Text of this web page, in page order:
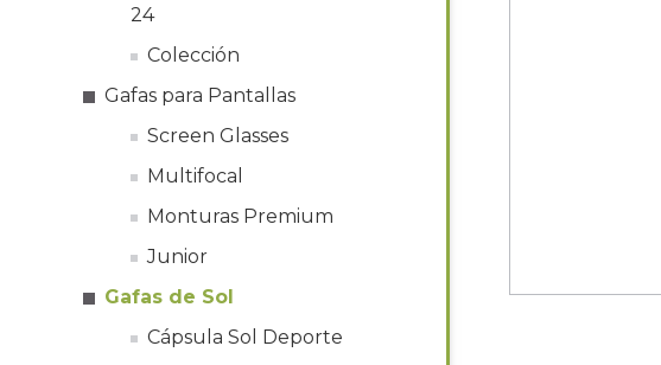
24
Colección
Gafas para Pantallas
Screen Glasses
Multifocal
Monturas Premium
Junior
Gafas de Sol
Cápsula Sol Deporte